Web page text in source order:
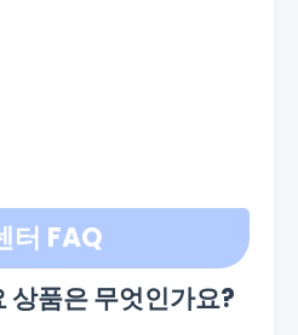
터 FAQ
상품은 무엇인가요?